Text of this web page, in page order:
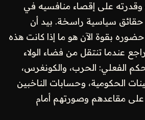
وقدرته على إقصاء منافسيه في
حقائق سياسية راسخة. بيد أن
بقوة الآن هو ما إذا كانت هذه
عندما تنتقل من فضاء الولاء
الفعلي: الحرب، والكونغرس،
الحكومية، وحسابات الناخبين
على مقاعدهم وصورتهم أمام